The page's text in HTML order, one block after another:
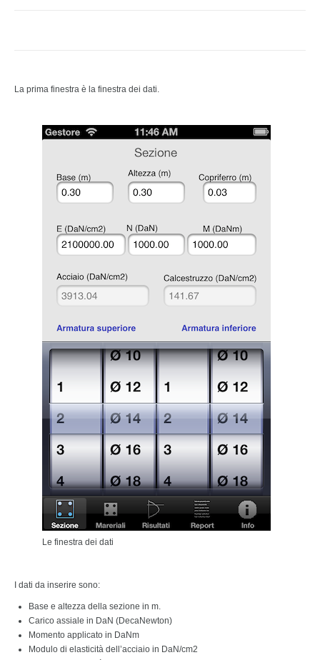
La prima finestra è la finestra dei dati.
Le finestra dei dati
I dati da inserire sono:
Base e altezza della sezione in m.
Carico assiale in DaN (DecaNewton)
Momento applicato in DaNm
Modulo di elasticità dell’acciaio in DaN/cm2